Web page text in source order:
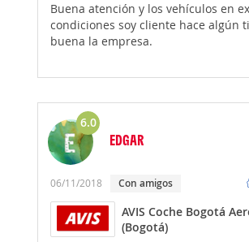
Buena atención y los vehículos en
condiciones soy cliente hace algún
buena la empresa.
6.0
EDGAR
06/11/2018 Con amigos
AVIS Coche Bogotá
(Bogotá)